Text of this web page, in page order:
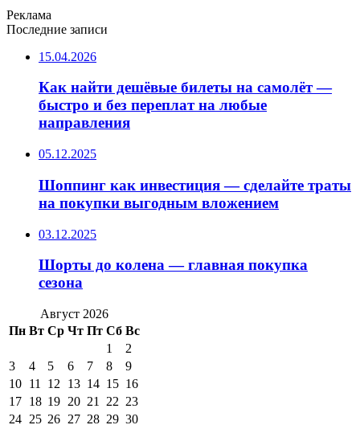
Реклама
Последние записи
15.04.2026
Как найти дешёвые билеты на самолёт —
быстро и без переплат на любые
направления
05.12.2025
Шоппинг как инвестиция — сделайте траты
на покупки выгодным вложением
03.12.2025
Шорты до колена — главная покупка
сезона
Август 2026
Пн Вт Ср Чт Пт Сб Вс
1
2
3
4 5 6 7 8
9
10 11 12 13 14 15 16
17 18 19 20 21 22 23
24 25 26 27 28 29 30